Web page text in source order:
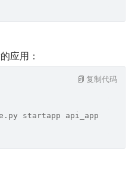
应用：
startapp api_app
复制代码